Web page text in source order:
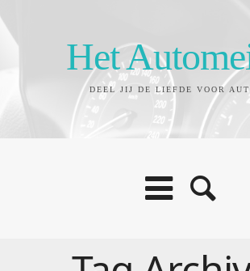
Het
DEEL JIJ DE LIEFDE VOOR